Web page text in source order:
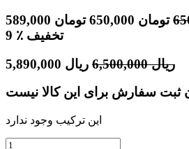
589,000 تومان 650,000تومان
9
٪ تخفیف
5,890,000 ریال 6,500,000 ریال
ثبت سفارش برای این کالا نیست
این ترکیب وجود ندارد